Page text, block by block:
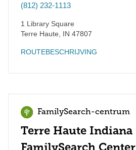
(812) 232-1113
1 Library Square
Terre Haute
IN 47807
ROUTEBESCHRIJVING
FamilySearch-centrum
Terre Haute Indiana
FamilySearch Center